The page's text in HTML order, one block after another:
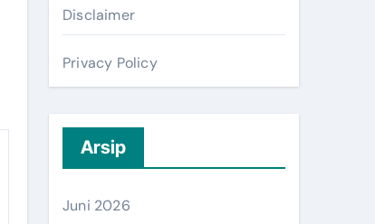
Disclaimer
Privacy Policy
Arsip
Juni 2026